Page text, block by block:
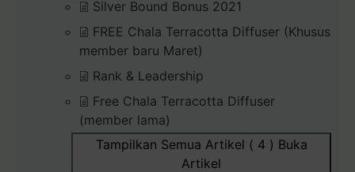
Silver Bound Bonus 2021
FREE Chala Terracotta Diffuser (Khusus
member baru Maret)
Rank & Leadership
Free Chala Terracotta Diffuser
(member lama)
Tampilkan Semua Artikel ( 4 ) Buka
Artikel